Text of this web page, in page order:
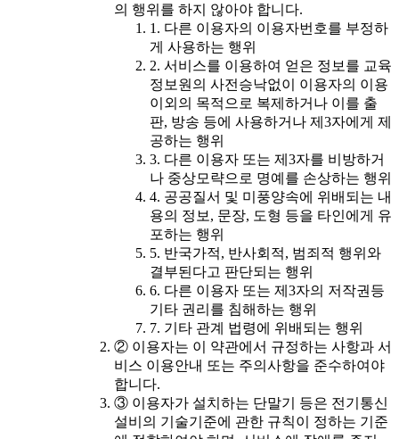
의 행위를 하지 않아야 합니다.
1. 다른 이용자의 이용자번호를 부정하
게 사용하는 행위
2. 서비스를 이용하여 얻은 정보를 교육
정보원의 사전승낙없이 이용자의 이용
이외의 목적으로 복제하거나 이를 출
판, 방송 등에 사용하거나 제3자에게 제
공하는 행위
3. 다른 이용자 또는 제3자를 비방하거
나 중상모략으로 명예를 손상하는 행위
4. 공공질서 및 미풍양속에 위배되는 내
용의 정보, 문장, 도형 등을 타인에게 유
포하는 행위
5. 반국가적, 반사회적, 범죄적 행위와
결부된다고 판단되는 행위
6. 다른 이용자 또는 제3자의 저작권등
기타 권리를 침해하는 행위
7. 기타 관계 법령에 위배되는 행위
② 이용자는 이 약관에서 규정하는 사항과 서
비스 이용안내 또는 주의사항을 준수하여야
합니다.
③ 이용자가 설치하는 단말기 등은 전기통신
설비의 기술기준에 관한 규칙이 정하는 기준